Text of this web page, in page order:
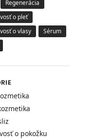
Regenerácia
o pleť
o vlasy
Sérum
o pokožku